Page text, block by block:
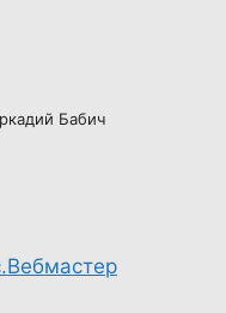
Бабич